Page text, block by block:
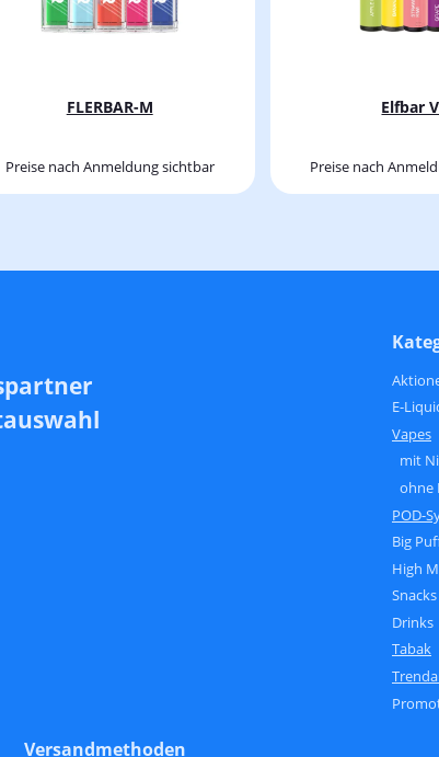
FLERBAR-M
Preise nach Anmeldung sichtbar
Elfbar
Preise nach
E-
Vapes
mit
ohne
POD-
Big
High
Snacks
Drinks
Tabak
Versandmethoden